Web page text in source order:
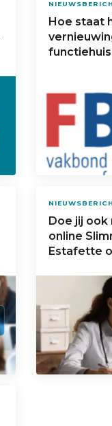
Hoe staat
functiehuis
Doe jij ook
online
Estafette